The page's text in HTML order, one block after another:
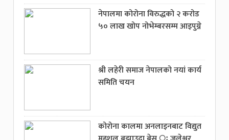
नेपालमा कोरोना विरुद्धको २ करोड
५० लाख खोप नोभेम्बरसम्म आइपुग्ने
श्री लहेरी समाज नेपालको नयां कार्य
समिति चयन
कोरोना कालमा अनलाइनबाट विद्युत